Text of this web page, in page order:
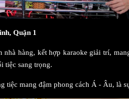
Quận 1
hàng, kết hợp karaoke giải trí,
tiệc sang trọng.
mang đậm phong cách Á - Âu, là